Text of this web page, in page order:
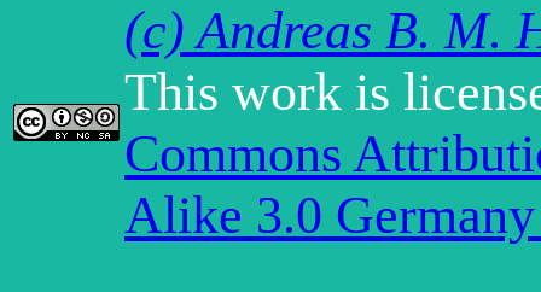
(c) Andreas B. M.
This work is
Commons
Alike 3.0